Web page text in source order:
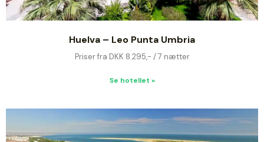
Huelva – Leo Punta Umbria
Priser fra DKK 8.295,- / 7 nætter
Se hotellet »